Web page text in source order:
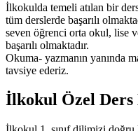
İlkokulda temeli atılan bir
tüm derslerde başarılı
seven öğrenci orta okul, lise
başarılı olmaktadır.
Okuma- yazmanın yanında
tavsiye ederiz.
İlkokul Özel Ders